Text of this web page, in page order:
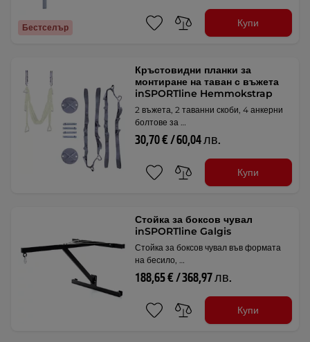
Бестселър Купи
Кръстовидни планки за
монтиране на таван с въжета
inSPORTline Hemmokstrap
2 въжета, 2 таванни скоби, 4 анкерни
болтове за …
30,70 € / 60,04 лв.
Купи
Стойка за боксов чувал
inSPORTline Galgis
Стойка за боксов чувал във формата
на бесило, …
188,65 € / 368,97 лв.
Купи